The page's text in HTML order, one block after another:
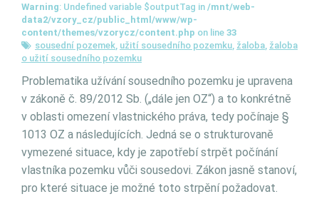
Warning: Undefined variable $outputTag in /mnt/web-
data2/vzory_cz/public_html/www/wp-
content/themes/vzorycz/content.php on line 33
sousední pozemek, užití sousedního pozemku, žaloba, žaloba
o užití sousedního pozemku
Problematika užívání sousedního pozemku je upravena
v zákoně č. 89/2012 Sb. („dále jen OZ“) a to konkrétně
v oblasti omezení vlastnického práva, tedy počínaje §
1013 OZ a následujících. Jedná se o strukturovaně
vymezené situace, kdy je zapotřebí strpět počínání
vlastníka pozemku vůči sousedovi. Zákon jasně stanoví,
pro které situace je možné toto strpění požadovat.